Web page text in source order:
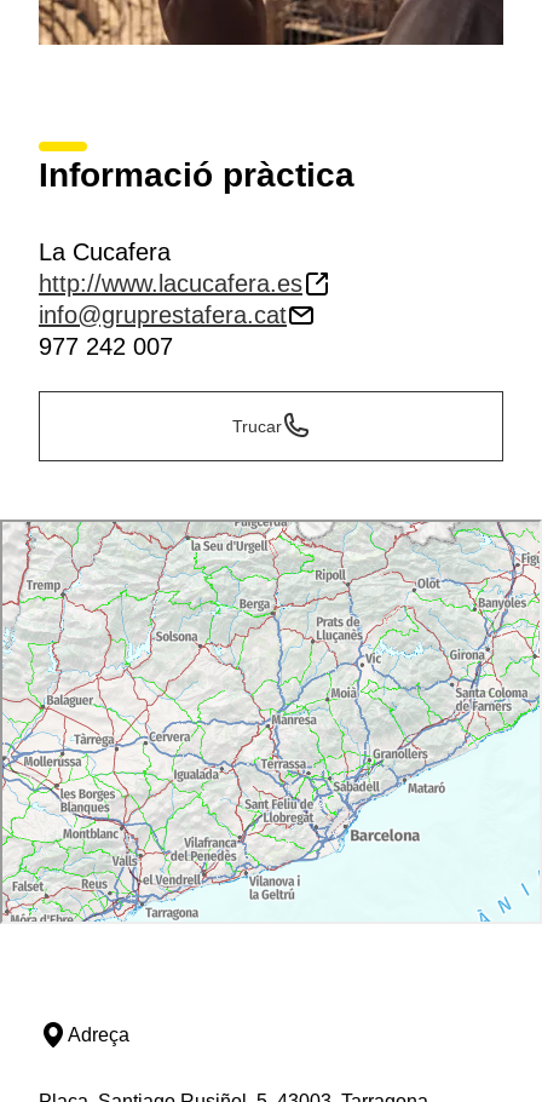
Informació pràctica
La Cucafera
http://www.lacucafera.es
info@gruprestafera.cat
977 242 007
Trucar
Adreça